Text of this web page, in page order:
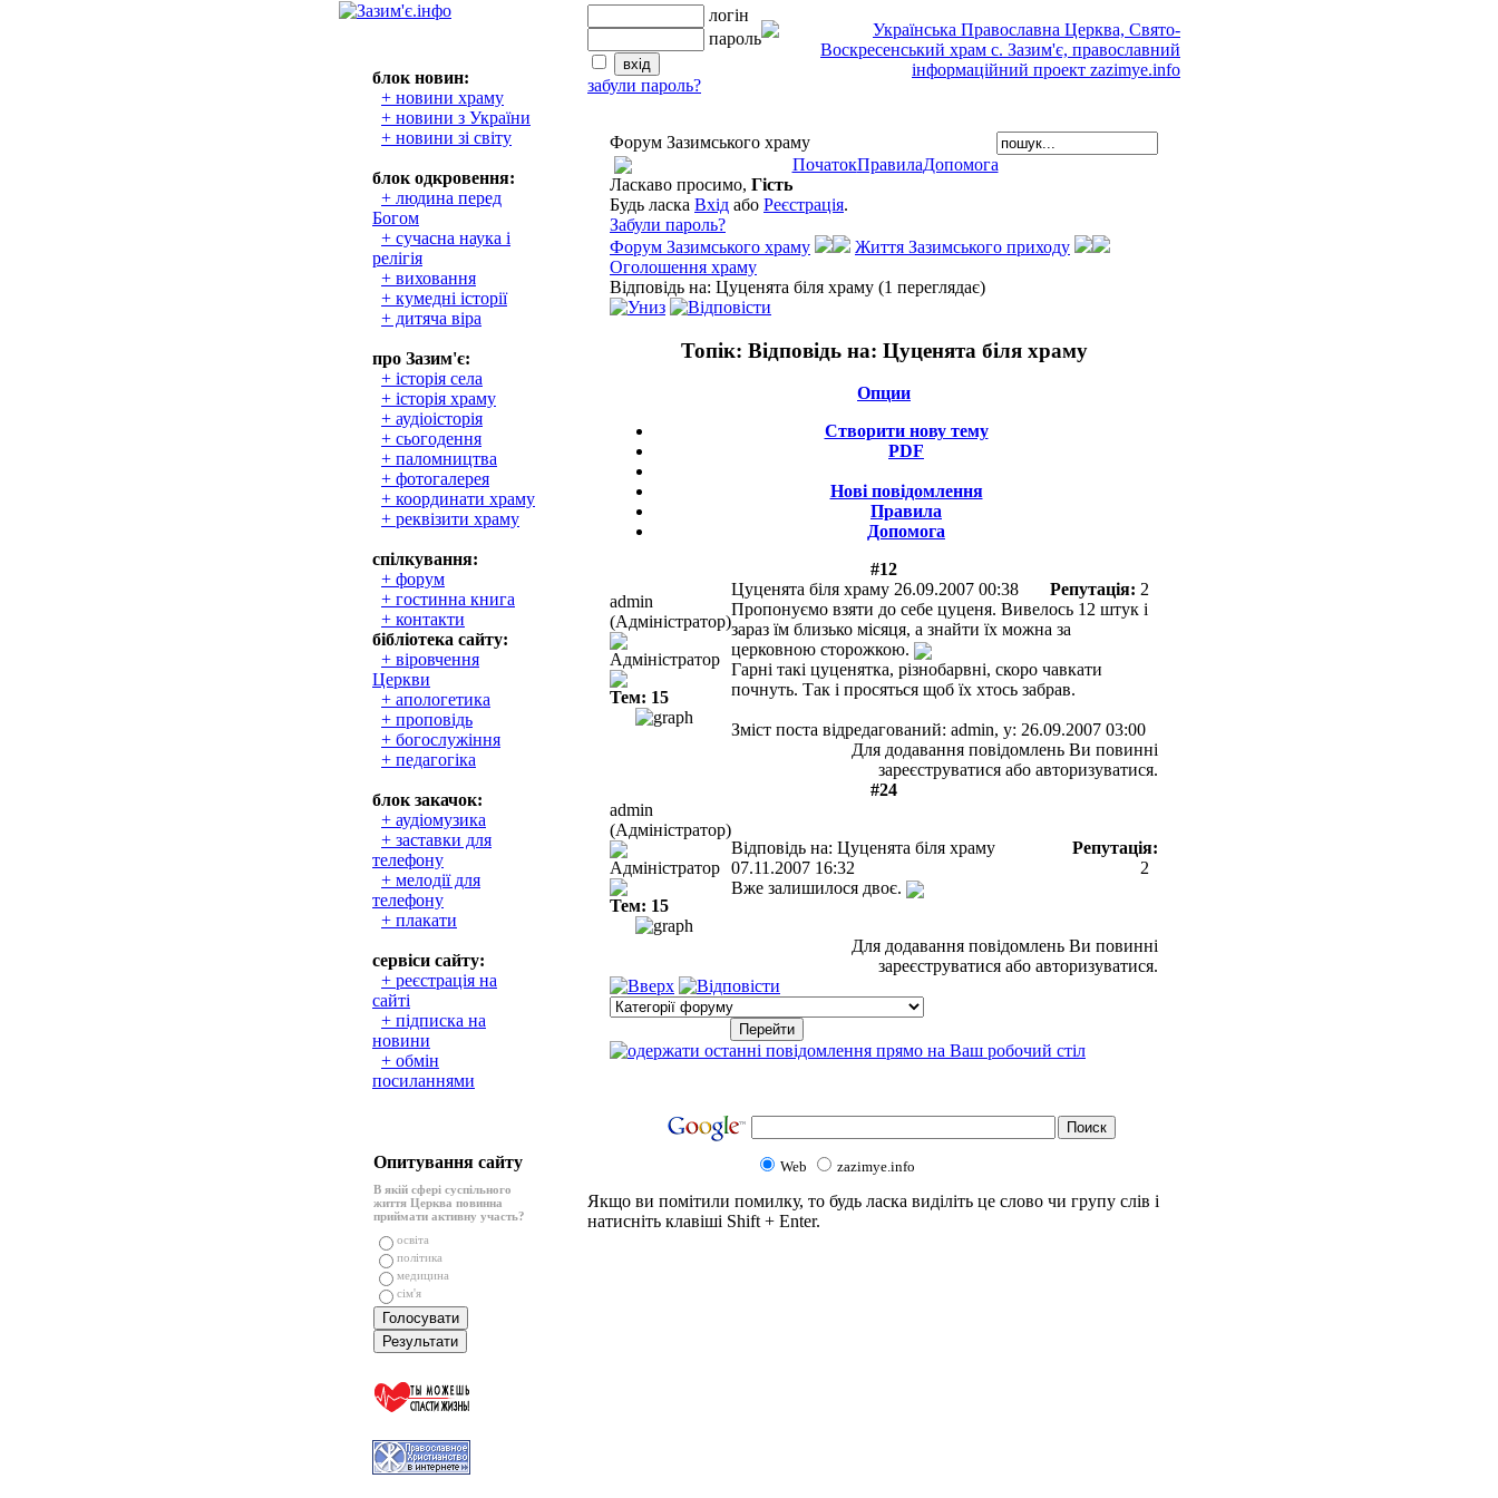
блок новин:
+ новини храму
+ новини з України
+ новини зі світу
блок одкровення:
+ людина перед
Богом
+ сучасна наука і
релігія
+ виховання
+ кумедні історії
+ дитяча віра
про Зазим'є:
+ історія села
+ історія храму
+ аудіоісторія
+ сьогодення
+ паломництва
+ фотогалерея
+ координати храму
+ реквізити храму
спілкування:
+ форум
+ гостинна книга
+ контакти
бібліотека сайту:
+ віровчення
Церкви
+ апологетика
+ проповідь
+ богослужіння
+ педагогіка
блок закачок:
+ аудіомузика
+ заставки для
телефону
+ мелодії для
телефону
+ плакати
сервіси сайту:
+ реєстрація на
сайті
+ підписка на
новини
+ обмін
посиланнями
Опитування сайту
В якій сфері суспільного
життя Церква повинна
приймати активну участь?
освіта
політика
медицина
сім'я
логін
пароль
забули пароль?
Форум Зазимського храму
ПочатокПравилаДопомога
Ласкаво просимо, Гість
Будь ласка Вхід або Реєстрація.
Забули пароль?
Форум Зазимського храму
Життя Зазимського приходу
Оголошення храму
Відповідь на: Цуценята біля храму (1 переглядає)
Топік: Відповідь на: Цуценята біля храму
Опции
Створити нову тему
PDF
Нові повідомлення
Правила
Допомога
#12
admin
(Адміністратор)
Адміністратор
Тем: 15
Цуценята біля храму 26.09.2007 00:38 Репутація: 2
Пропонуємо взяти до себе цуценя. Вивелось 12 штук і
зараз їм близько місяця, а знайти їх можна за
церковною сторожкою.
Гарні такі цуценятка, різнобарвні, скоро чавкати
почнуть. Так і просяться щоб їх хтось забрав.
Зміст поста відредагований: admin, у: 26.09.2007 03:00
Для додавання повідомлень Ви повинні
зареєструватися або авторизуватися.
#24
admin
(Адміністратор)
Адміністратор
Тем: 15
Відповідь на: Цуценята біля храму
07.11.2007 16:32
Репутація:
2
Вже залишилося двоє.
Для додавання повідомлень Ви повинні
зареєструватися або авторизуватися.
Web zazimye.info
Якщо ви помітили помилку, то будь ласка виділіть це слово чи групу слів і
натисніть клавіші Shift + Enter.